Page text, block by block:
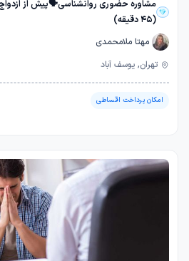
مشاوره حضوری روانشناسی🗣️پیش از
(45 دقیقه)
مهتا ملامحمدی
تهران, یوسف آباد
امکان پرداخت اقساطی